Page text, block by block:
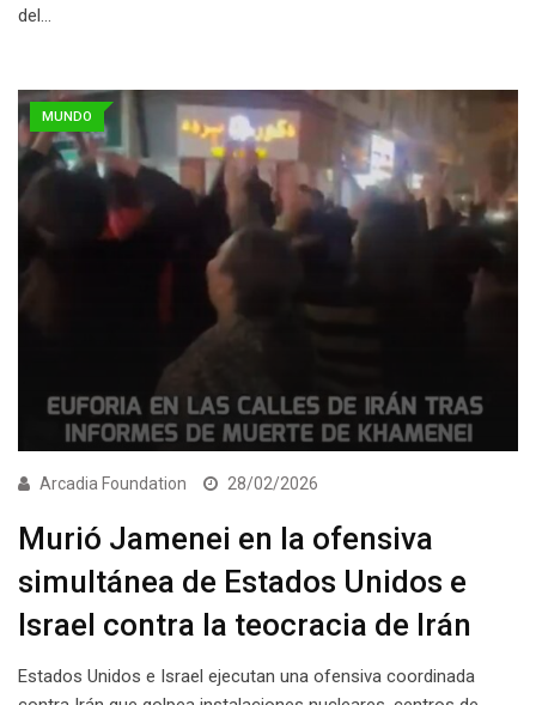
del…
MUNDO
Arcadia Foundation 28/02/2026
Murió Jamenei en la ofensiva
simultánea de Estados Unidos e
Israel contra la teocracia de Irán
Estados Unidos e Israel ejecutan una ofensiva coordinada